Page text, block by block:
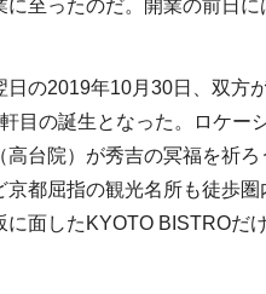
に至ったのだ。開業の前日
日の2019年10月30日、双方
目の誕生となった。ロケー
高台院）が秀吉の冥福を祈
京都屈指の観光名所も徒歩
に面したKYOTO BISTROだ